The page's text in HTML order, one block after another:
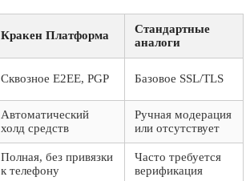
Кракен Платформа
Стандартные
аналоги
Сквозное E2EE, PGP Базовое SSL/TLS
Автоматический
холд средств
Ручная модерация
или отсутствует
Полная, без привязки
к телефону
Часто требуется
верификация